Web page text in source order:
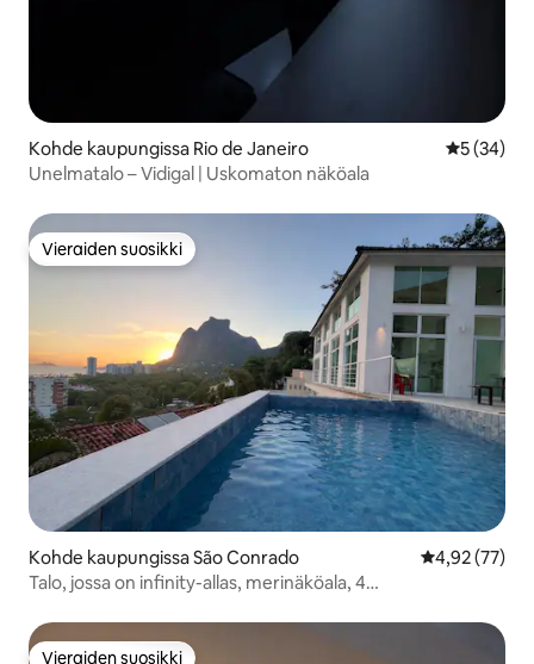
Kohde kaupungissa Rio de Janeiro
5 (34)
Unelmatalo – Vidigal | Uskomaton näköala
Vieraiden suosikki
Vieraiden suosikki
Kohde kaupungissa São Conrado
4,92 (77)
Talo, jossa on infinity-allas, merinäköala, 4
Vieraiden suosikki